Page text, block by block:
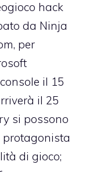
hack
da Ninja
per
il 15
il 25
si possono
protagonista
di gioco;